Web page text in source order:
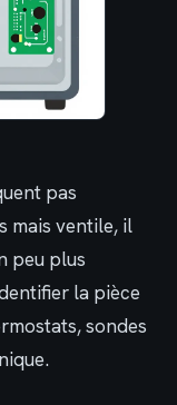
pas
mais ventile, il
peu plus
la pièce
sondes